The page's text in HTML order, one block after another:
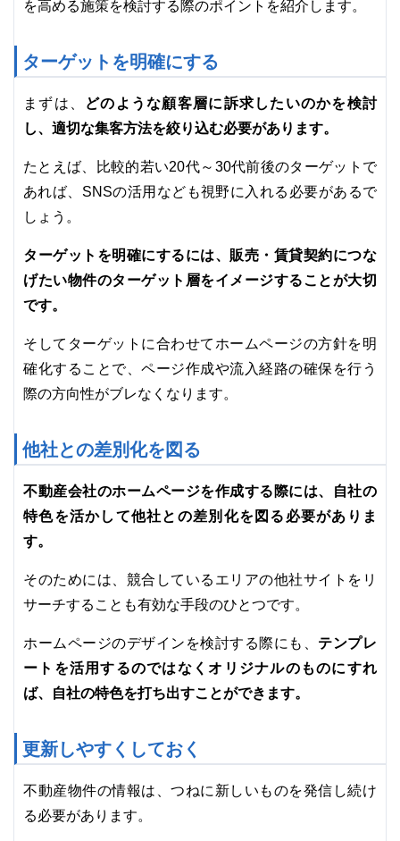
を高める施策を検討する際のポイントを紹介します。
ターゲットを明確にする
まずは、
どのような顧客層に訴求したいのかを検討
し、適切な集客方法を絞り込む必要があります。
たとえば、比較的若い20代～30代前後のターゲットで
あれば、SNSの活用なども視野に入れる必要があるで
しょう。
ターゲットを明確にするには、販売・賃貸契約につな
げたい物件のターゲット層をイメージすることが大切
です。
そしてターゲットに合わせてホームページの方針を明
確化することで、ページ作成や流入経路の確保を行う
際の方向性がブレなくなります。
他社との差別化を図る
不動産会社のホームページを作成する際には、自社の
特色を活かして他社との差別化を図る必要がありま
す。
そのためには、競合しているエリアの他社サイトをリ
サーチすることも有効な手段のひとつです。
ホームページのデザインを検討する際にも、 テンプレ
ートを活用するのではなくオリジナルのものにすれ
ば、自社の特色を打ち出すことができます。
更新しやすくしておく
不動産物件の情報は、つねに新しいものを発信し続け
る必要があります。